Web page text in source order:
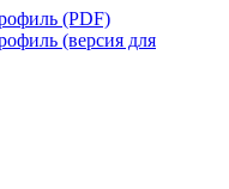
(PDF)
(версия для